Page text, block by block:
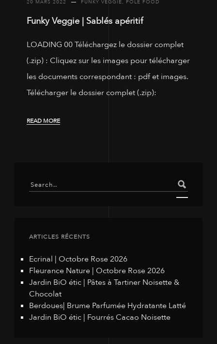
20 MARS 2022 FUNKY VEGGIE, PÔLE FOOD
Funky Veggie | Sablés apéritif
LOADING 00 Téléchargez le dossier complet
(.zip) : Cliquez sur les images pour télécharger
les documents correspondant : pdf et images.
Télécharger le dossier complet (.zip):
READ MORE
ARTICLES RÉCENTS
Ecrinal | Octobre Rose 2026
Fleurance Nature | Octobre Rose 2026
Jardin BiO étic | Pâtes à Tartiner Noisette &
Chocolat
Berdoues| Brume Parfumée Hydratante Latté
Jardin BiO étic | Fourrés Cacao Noisette